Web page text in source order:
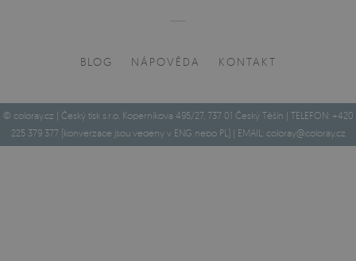
BLOG NÁPOVĚDA KONTAKT
© coloray.cz | Český tisk s.r.o. Koperníkova 495/27, 737 01 Český Těšín | TELEFON: +420
225 379 377 (konverzace jsou vedeny v ENG nebo PL) | EMAIL: coloray@coloray.cz